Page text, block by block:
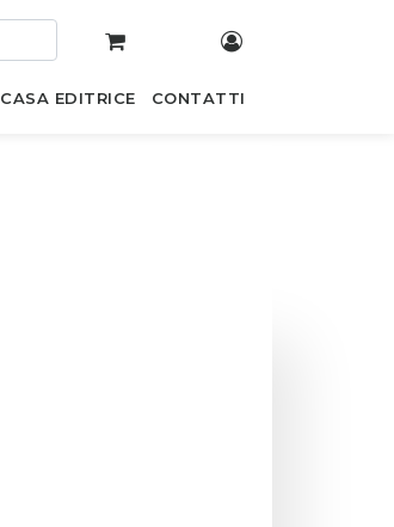
CASA EDITRICE CONTATTI